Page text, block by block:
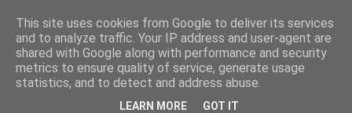
This site uses cookies from Google to deliver its services
and to analyze traffic. Your IP address and user-agent are
shared with Google along with performance and security
metrics to ensure quality of service, generate usage
statistics, and to detect and address abuse.
LEARN MORE GOT IT